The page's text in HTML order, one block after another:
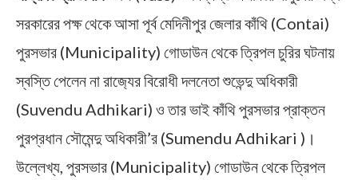
সরকারের পক্ষ থেকে আসা পূর্ব মেদিনীপুর জেলার কাঁথি (Contai)
পুরসভার (Municipality) গোডাউন থেকে ত্রিপল চুরির ঘটনায়
স্বস্তি পেলেন না রাজ‍্যের বিরোধী দলনেতা শুভেন্দু অধিকারী
(Suvendu Adhikari) ও তার ভাই কাঁথি পুরসভার প্রাক্তন
পুরপ্রধান সৌমেন্দু অধিকারী’র (Sumendu Adhikari )।
উল্লেখ্য, পুরসভার (Municipality) গোডাউন থেকে ত্রিপল